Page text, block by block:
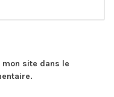
site dans le